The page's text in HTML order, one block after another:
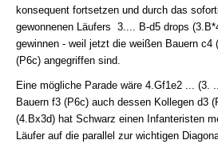
konsequent fortsetzen und durch das
gewonnenen Läufers 3.... B-d5 drops
gewinnen - weil jetzt die weißen Bauern c4
(P6c) angegriffen sind.
Eine mögliche Parade wäre 4.Gf1e2 ... (3.
Bauern f3 (P6c) auch dessen Kollegen d3
(4.Bx3d) hat Schwarz einen Infanteristen
Läufer auf die parallel zur wichtigen